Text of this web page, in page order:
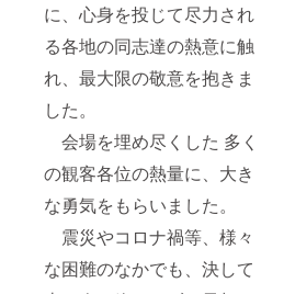
に、心身を投じて尽力され
る各地の同志達の熱意に触
れ、最大限の敬意を抱きま
した。
会場を埋め尽くした 多く
の観客各位の熱量に、大き
な勇気をもらいました。
震災やコロナ禍等、様々
な困難のなかでも、決して